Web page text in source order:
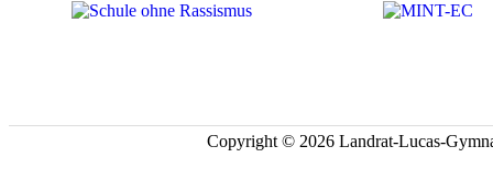
Copyright © 2026 Landrat-Lucas-